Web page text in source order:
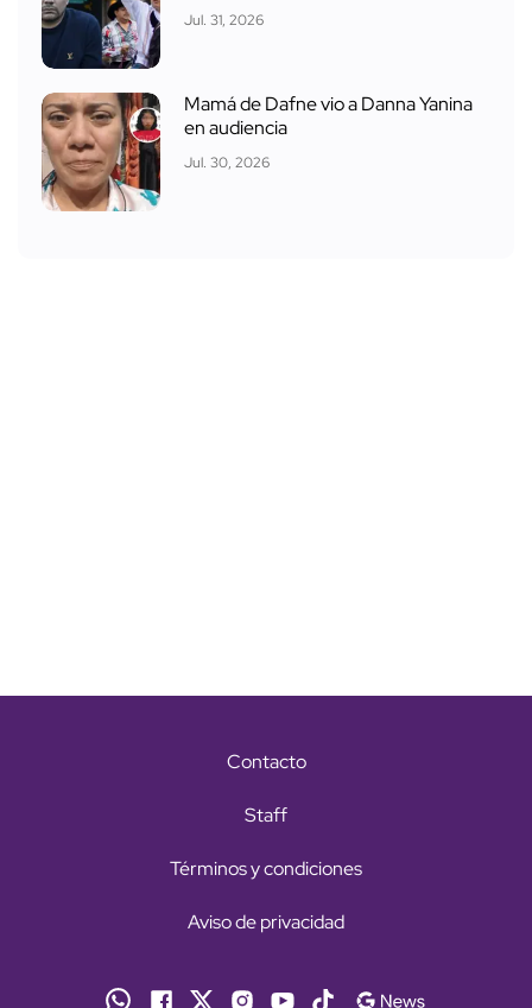
Jul. 31, 2026
Mamá de Dafne vio a Danna Yanina
en audiencia
Jul. 30, 2026
Contacto
Staff
Términos y condiciones
Aviso de privacidad